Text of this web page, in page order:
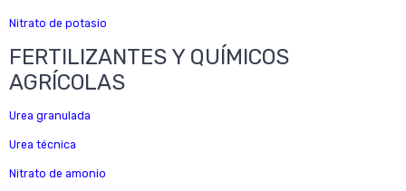
Nitrato de potasio
FERTILIZANTES Y QUÍMICOS
AGRÍCOLAS
Urea granulada
Urea técnica
Nitrato de amonio